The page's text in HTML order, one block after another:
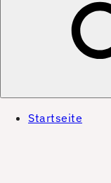
Startseite